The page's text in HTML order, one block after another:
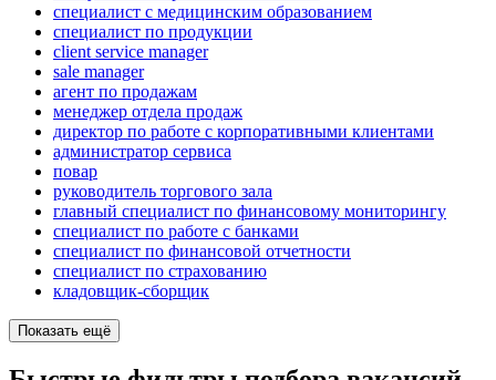
специалист с медицинским образованием
специалист по продукции
client service manager
sale manager
агент по продажам
менеджер отдела продаж
директор по работе с корпоративными клиентами
администратор сервиса
повар
руководитель торгового зала
главный специалист по финансовому мониторингу
специалист по работе с банками
специалист по финансовой отчетности
специалист по страхованию
кладовщик-сборщик
Показать ещё